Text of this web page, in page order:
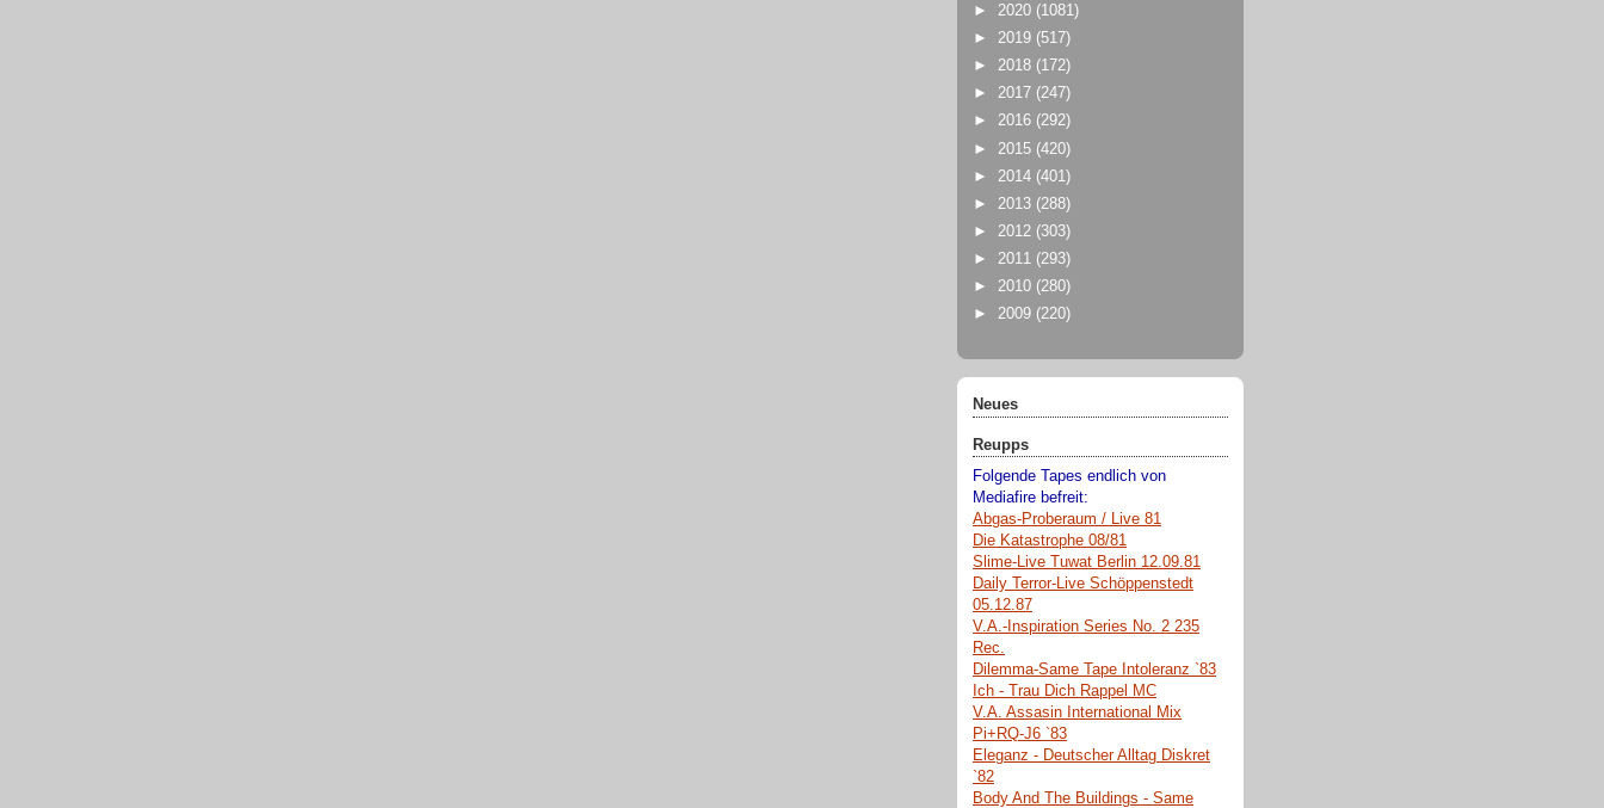
► 2020 (1081)
► 2019 (517)
► 2018 (172)
► 2017 (247)
► 2016 (292)
► 2015 (420)
► 2014 (401)
► 2013 (288)
► 2012 (303)
► 2011 (293)
► 2010 (280)
► 2009 (220)
Neues
Reupps
Folgende Tapes endlich von
Mediafire befreit:
Abgas-Proberaum / Live 81
Die Katastrophe 08/81
Slime-Live Tuwat Berlin 12.09.81
Daily Terror-Live Schöppenstedt
05.12.87
V.A.-Inspiration Series No. 2 235
Rec.
Dilemma-Same Tape Intoleranz `83
Ich - Trau Dich Rappel MC
V.A. Assasin International Mix
Pi+RQ-J6 `83
Eleganz - Deutscher Alltag Diskret
`82
Body And The Buildings - Same